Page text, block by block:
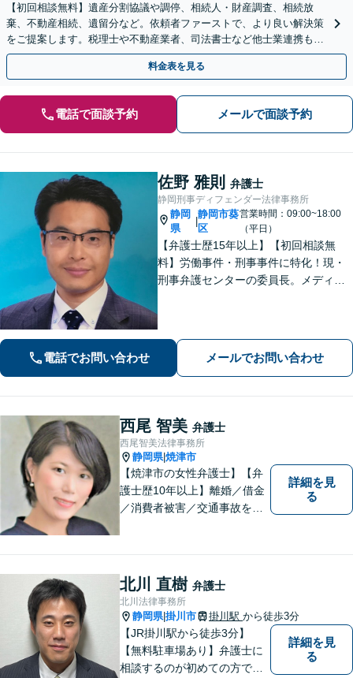
【初回相談無料】遺産分割協議や調停、相続人・財産調査、相続放
棄、不動産相続、遺留分など。依頼者ファーストで、より良い解決策
をご提案します。税理士や不動産業者、司法書士など他士業連携もワ
ンストップで対応【焼津駅2分】
料金表を見る
電話で面談予約 メールで面談予約
佐野 雅則 弁護士
静岡刑事ディフェンダー法律事務所
静岡
県
静岡市葵
区
営業時間：09:00~18:00
（平日）
【弁護士歴15年以上】【初回相談無
料】労働事件・刑事事件に特化！現・
刑事弁護センターの委員長。メディア
す。地域密着型の法律事務所
電話でお問い合わせ メールでお問い合わせ
西尾 智美 弁護士
西尾智美法律事務所
静岡県|焼津市
【焼津市の女性弁護士】【弁
護士歴10年以上】離婚／借金
／消費者被害／交通事故を中
い、解決策を見つけていきま
す。一人で悩まずご相談くだ
さい【駐車場あり】
詳細を見
る
北川 直樹 弁護士
北川法律事務所
静岡県|掛川市 掛川駅 から徒歩3分
【JR掛川駅から徒歩3分】
【無料駐車場あり】弁護士に
相談するのが初めての方でも
詳細を見
る